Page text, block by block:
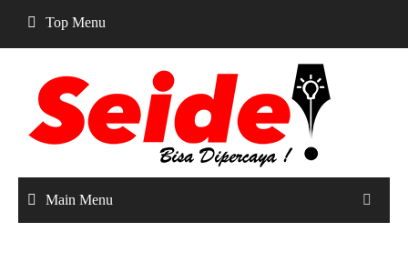
content
Top Menu
Main Menu